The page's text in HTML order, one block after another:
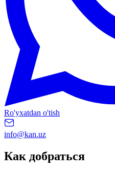
Ro'yxatdan o'tish
info@kan.uz
Как добраться